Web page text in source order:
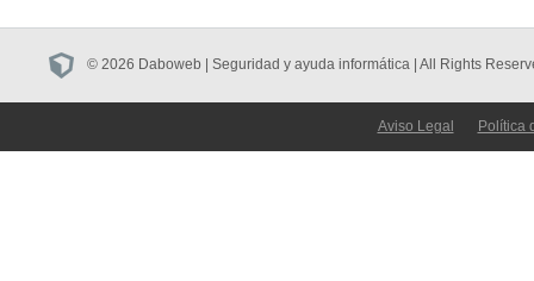
© 2026 Daboweb | Seguridad y ayuda informática | All Rights
Aviso Legal Política